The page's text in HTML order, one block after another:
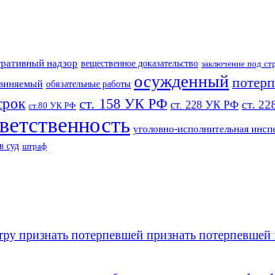
надзор вещественное доказательство заключение под
обязательные работы осужденный
ст.80 УК РФ ст. 158 УК РФ ст. 228 УК РФ ст.
уголовно-исполнительная
суд штраф
признать потерпевшей признать